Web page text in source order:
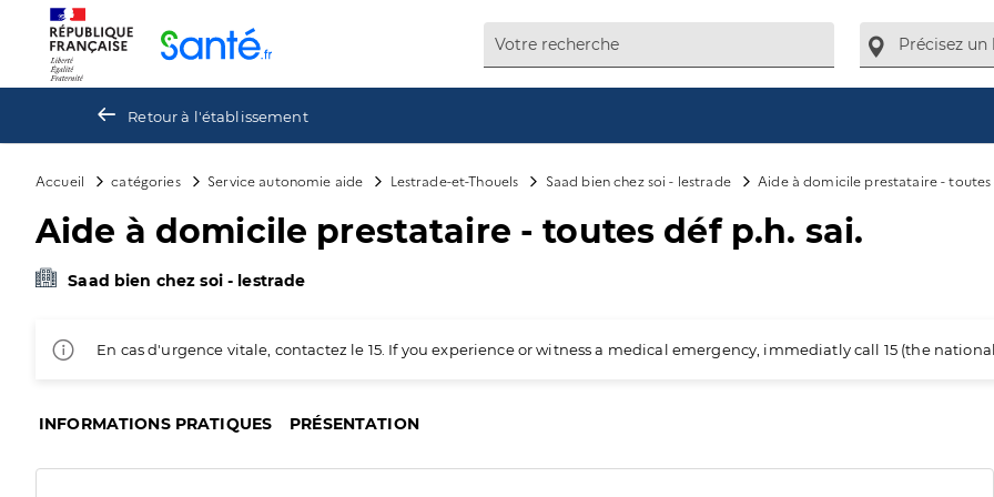
Retour à l'établissement
Accueil catégories Service autonomie aide Lestrade-et-Thouels Saad bien chez soi - lestrade Aide à domicile prestataire - toutes
Aide à domicile prestataire - toutes déf p.h. sai.
Saad bien chez soi - lestrade
En cas d'urgence vitale, contactez le 15. If you experience or witness a medical emergency, immediatly call 15 (the
INFORMATIONS PRATIQUES PRÉSENTATION
Panneau de gestion des cookies